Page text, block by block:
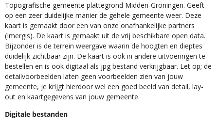
Topografische gemeente plattegrond Midden-Groningen. Geeft
op een zeer duidelijke manier de gehele gemeente weer. Deze
kaart is gemaakt door een van onze onafhankelijke partners
(Imergis). De kaart is gemaakt uit de vrij beschikbare open data.
Bijzonder is de terrein weergave waarin de hoogten en dieptes
duidelijk zichtbaar zijn. De kaart is ook in andere uitvoeringen te
bestellen en is ook digitaal als jpg bestand verkrijgbaar. Let op; de
detailvoorbeelden laten geen voorbeelden zien van jouw
gemeente, je krijgt hierdoor wel een goed beeld van detail, lay-
out en kaartgegevens van jouw gemeente.
Digitale bestanden